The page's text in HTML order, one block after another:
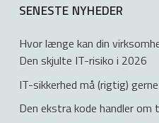
SENESTE NYHEDER
Hvor længe kan din
Den skjulte IT-risiko i 2026
IT-sikkerhed må (rigtig)
Den ekstra kode handler om